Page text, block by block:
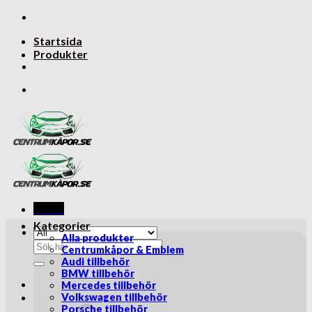
Skip
contentStartsida
Produkter
Sök
efter:
Kategorier
Alla produkter
Centrumkåpor & Emblem
Audi tillbehör
BMW tillbehör
Mercedes tillbehör
Volkswagen tillbehör
Porsche tillbehör